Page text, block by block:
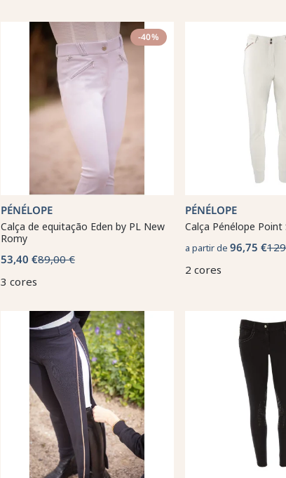
-40%
PÉNÉLOPE
Calça de equitação Eden by PL New
Romy
53,40 €89,00 €
3 cores
PÉNÉLOPE
Calça Pénélope Point
a partir de 96,75 €
2 cores